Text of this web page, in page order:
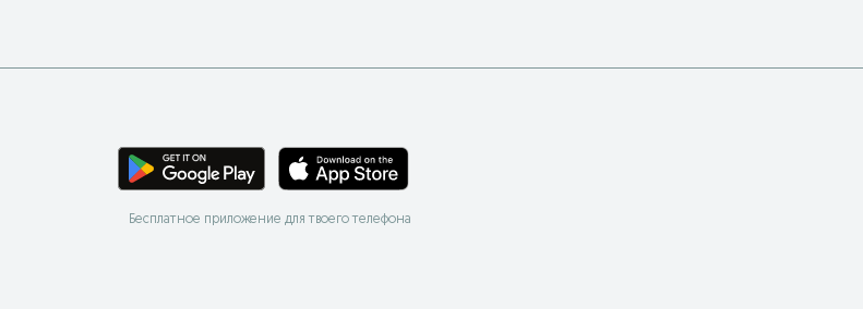
Бесплатное приложение для твоего телефона